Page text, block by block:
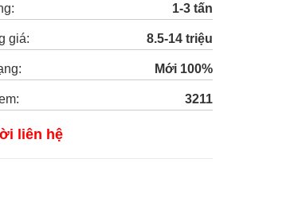
1-3 tấn
giá: 8.5-14 triệu
Mới 100%
3211
liên hệ